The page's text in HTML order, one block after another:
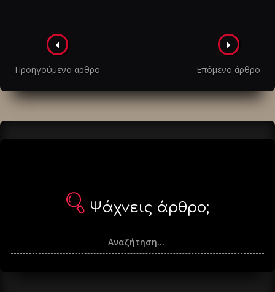
Πλοήγηση
στα
άρθρα
Προηγούμενο άρθρο Επόμενο άρθρο
Ψάχνεις άρθρο;